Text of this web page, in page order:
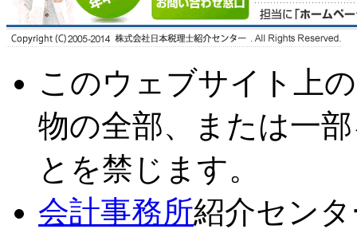
このウェブサイト上
物の全部、または一
とを禁じます。
会計事務所紹介セン